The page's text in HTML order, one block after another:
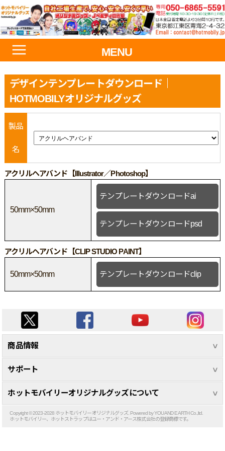
MENU
デザインテンプレートダウンロード｜
HOTMOBILYオリジナルグッズ
製品
名
アクリルヘアバンド【Illustrator／Photoshop】
50mm×50mm
テンプレートダウンロードai
テンプレートダウンロードpsd
アクリルヘアバンド【CLIP STUDIO PAINT】
50mm×50mm テンプレートダウンロードclip
商品情報
サポート
ホットモバイリーオリジナルグッズについて
Copyright © 2023-2028 ホットモバイリーオリジナルグッズ. Powered by YOU AND EARTH Co.,ltd.
ホットモバイリー、ホットストラップはユー・アンド・アース株式会社の登録商標です。